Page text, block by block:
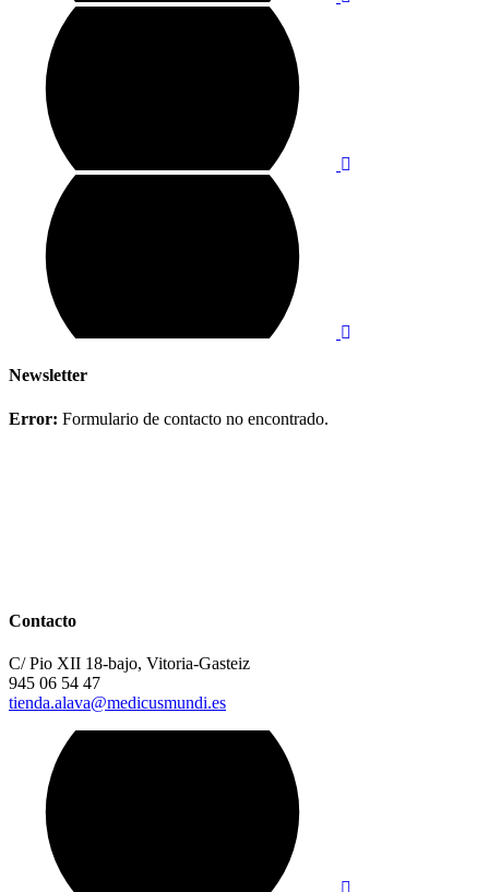
Newsletter
Error: Formulario de contacto no encontrado.
Contacto
C/ Pio XII 18-bajo, Vitoria-Gasteiz
945 06 54 47
tienda.alava@medicusmundi.es